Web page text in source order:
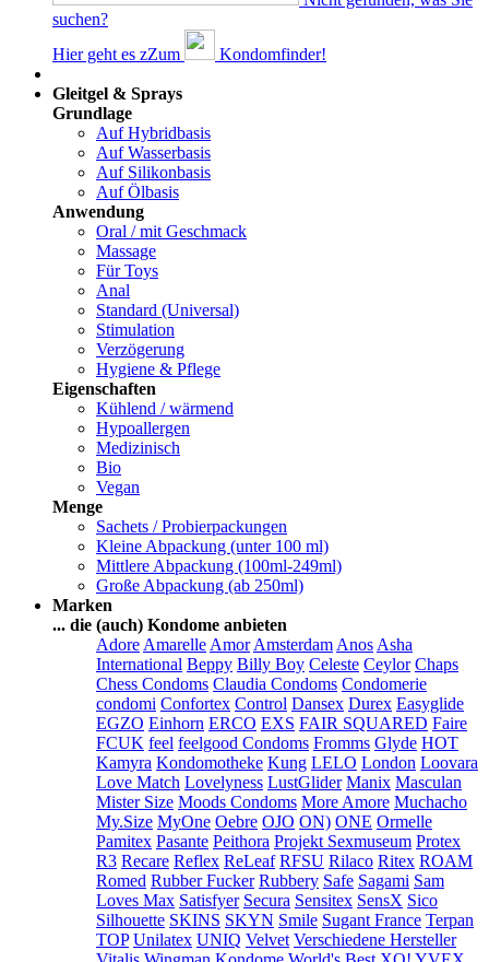
suchen?
Hier geht es zZum
Kondomfinder!
Gleitgel & Sprays
Grundlage
Auf Hybridbasis
Auf Wasserbasis
Auf Silikonbasis
Auf Ölbasis
Anwendung
Oral / mit Geschmack
Massage
Für Toys
Anal
Standard (Universal)
Stimulation
Verzögerung
Hygiene & Pflege
Eigenschaften
Kühlend / wärmend
Hypoallergen
Medizinisch
Bio
Vegan
Menge
Sachets / Probierpackungen
Kleine Abpackung (unter 100 ml)
Mittlere Abpackung (100ml-249ml)
Große Abpackung (ab 250ml)
Marken
... die (auch) Kondome anbieten
Adore Amarelle Amor Amsterdam Anos Asha
International Beppy Billy Boy Celeste Ceylor Chaps
Chess Condoms Claudia Condoms Condomerie
condomi Confortex Control Dansex Durex Easyglide
EGZO Einhorn ERCO EXS FAIR SQUARED Faire
FCUK feel feelgood Condoms Fromms Glyde HOT
Kamyra Kondomotheke Kung LELO London Loovara
Love Match Lovelyness LustGlider Manix Masculan
Mister Size Moods Condoms More Amore Muchacho
My.Size MyOne Oebre OJO ON) ONE Ormelle
Pamitex Pasante Peithora Projekt Sexmuseum Protex
R3 Recare Reflex ReLeaf RFSU Rilaco Ritex ROAM
Romed Rubber Fucker Rubbery Safe Sagami Sam
Loves Max Satisfyer Secura Sensitex SensX Sico
Silhouette SKINS SKYN Smile Sugant France Terpan
TOP Unilatex UNIQ Velvet Verschiedene Hersteller